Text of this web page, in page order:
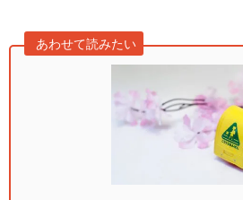
あわせて読みたい